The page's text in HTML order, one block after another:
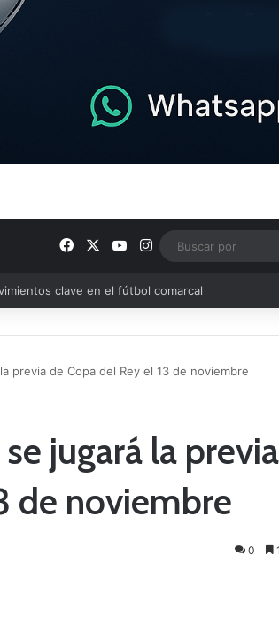
FacebookYouTube
Instagram
Criptana continúan perfilando sus plantillas
previa de Copa del Rey el 13 de noviembre
jugará la
de noviembre
0